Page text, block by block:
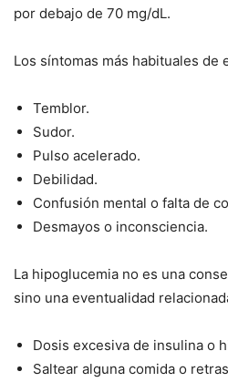
por debajo de 70 mg/dL.
Los síntomas más habituales de
Temblor.
Sudor.
Pulso acelerado.
Debilidad.
Confusión mental o falta de
Desmayos o inconsciencia.
La hipoglucemia no es una
sino una eventualidad
Dosis excesiva de insulina o
Saltear alguna comida o